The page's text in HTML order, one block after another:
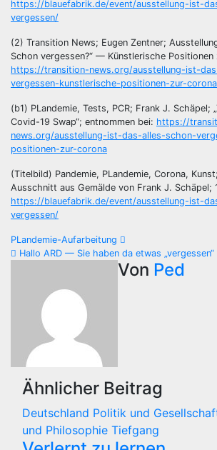
https://blauefabrik.de/event/ausstellung-ist-
vergessen/
(2) Transition News; Eugen Zentner;
Schon vergessen?“ — Künstlerische Positionen
https://transition-news.org/ausstellung-ist-
vergessen-kunstlerische-positionen-zur-corona
(b1) PLandemie, Tests, PCR; Frank J. Schäpel;
Covid-19 Swap“; entnommen bei: https://
news.org/ausstellung-ist-das-alles-schon-
positionen-zur-corona
(Titelbild) Pandemie, PLandemie, Corona,
Ausschnitt aus Gemälde von Frank J. Schäpel;
https://blauefabrik.de/event/ausstellung-ist-
vergessen/
Beitragsnavigation
PLandemie-Aufarbeitung
Hallo ARD — Sie haben da etwas „vergessen“
Von Ped
Ähnlicher Beitrag
Deutschland Politik und
und Philosophie Tiefgang